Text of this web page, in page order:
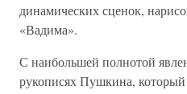
динамических сценок,
«Вадима».
С наибольшей полнотой
рукописях Пушкина,